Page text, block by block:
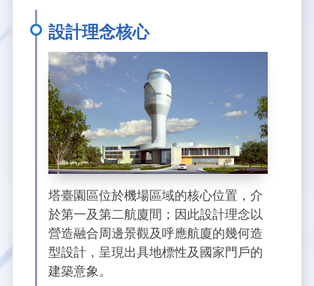
五十週年紀念影片
五十週年紀念專刊
回顧照片展
近10年活動成果及花絮
新聞稿
臺慶茶會照片及花絮
新聞報導
如何加入我們
服務進化史
安全管理介紹
安全管理進化史
民意論壇
問卷調查
航空氣象曙暮光資訊
雙語詞彙
無障礙服務
無障礙設施
辦公室樓層分配圖
交通部暨所屬機關
國內機場
航空公司
飛航服務相關網站
宣導網站
設計概念
建築工程
塔臺自動化系統
公共藝術設置
其他
法律、法規及行政規則
行政指導有關文書
施政計畫
業務統計
研究報告
公務出國報告
預算與決算書
請願之處理結果及訴願之決定
為民服務考核專區
提升服務品質執行辦法
績效業務實施計畫
推行電話禮貌運動實施計畫
執行績效
問卷調查結果
性別平等專區
相關法規
CEDAW專區
相關解釋
相關連結
性別統計
性別宣導及文件下載
檔案管理專區
機關檔案目錄查詢
檔案法令規章
檔案年度計畫
檔案應用服務
學習與分享
政風園地
政風宣導
廉政會報專區
陽光法案專區
廉政熱線
公共藝術專區
行政作業專區
新進同仁表格填寫
設計理念核心
塔臺園區位於機場區域的核心位置，介
於第一及第二航廈間；因此設計理念以
營造融合周邊景觀及呼應航廈的幾何造
型設計，呈現出具地標性及國家門戶的
建築意象。